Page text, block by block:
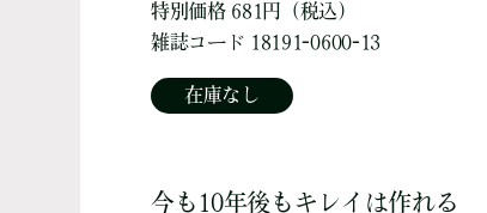
特別価格 681円（税込）
雑誌コード 18191-0600-13
在庫なし
今も10年後もキレイは作れる